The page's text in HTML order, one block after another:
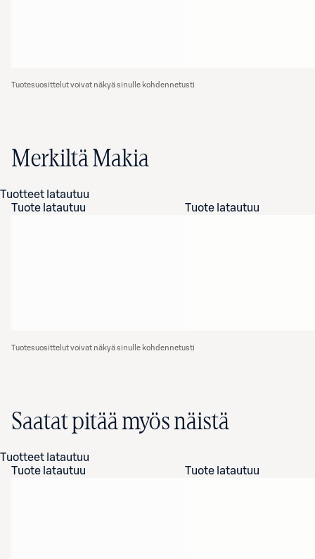
Tuotesuosittelut voivat näkyä sinulle kohdennetusti
Merkiltä Makia
Tuotteet latautuu
Tuote latautuu
Tuote latautuu
Tuotesuosittelut voivat näkyä sinulle kohdennetusti
Saatat pitää myös näistä
Tuotteet latautuu
Tuote latautuu
Tuote latautuu